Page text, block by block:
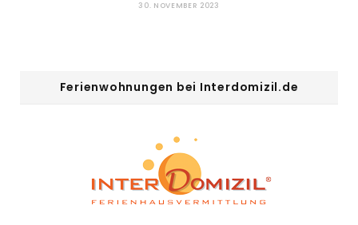
30. NOVEMBER 2023
Ferienwohnungen bei Interdomizil.de